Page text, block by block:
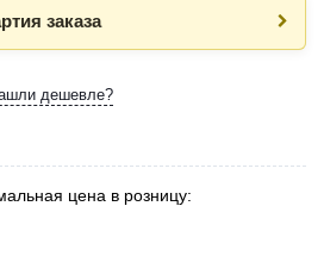
заказа
дешевле?
цена в розницу: